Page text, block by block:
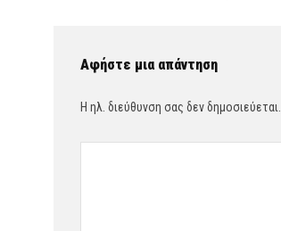
Αφήστε μια απάντηση
Η ηλ. διεύθυνση σας δεν δημοσιεύεται.